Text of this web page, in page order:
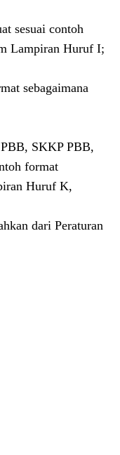
sesuai contoh
Lampiran Huruf I;
sebagaimana
SKKP PBB,
format
Huruf K,
dari Peraturan